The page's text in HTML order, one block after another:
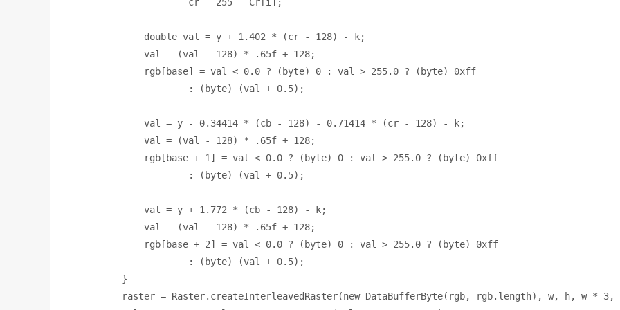
            double
val = y + 1.402 * (cr - 128) - k;
val = (val - 128) * .65f + 128;
rgb[base] = val < 0.0 ? ( byte) 0 : val > 255.0 ? ( byte) 0xff
: ( byte) (val + 0.5) ;
val = y - 0.34414 * (cb - 128) - 0.71414 * (cr - 128) - k;
val = (val - 128) * .65f + 128;
rgb[base + 1 ] = val < 0.0 ? ( byte) 0 : val > 255.0 ? ( byte) 0xff
: ( byte) (val + 0.5) ;
val = y + 1.772 * (cb - 128) - k;
val = (val - 128) * .65f + 128;
rgb[base + 2] = val < 0.0 ? ( byte) 0 : val > 255.0 ? ( byte) 0xff
: ( byte) (val + 0.5) ;
}
        raster = Raster.
createInterleavedRaster(new DataBufferByte(rgb, rgb. length) , w, h, w * 3,